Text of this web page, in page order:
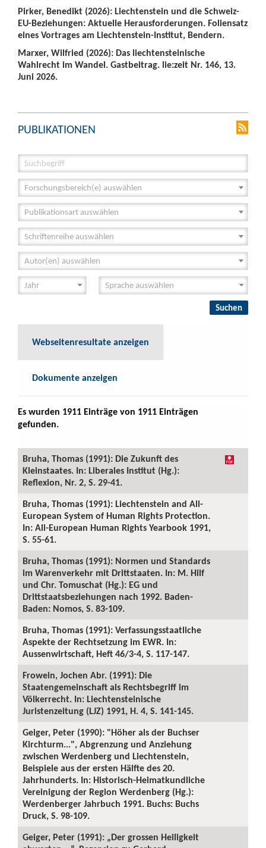
Pirker, Benedikt (2026): Liechtenstein und die Schweiz-
EU-Beziehungen: Aktuelle Herausforderungen. Foliensatz
eines Vortrages am Liechtenstein-Institut, Bendern.
Marxer, Wilfried (2026): Das liechtensteinische
Wahlrecht im Wandel. Gastbeitrag. lie:zeit Nr. 146, 13.
Juni 2026.
PUBLIKATIONEN
Forschungsbereich(e) auswählen
Publikationsart auswählen
Schriftenreihe auswählen
Autor(en) auswählen
Webseitenresultate anzeigen
Dokumente anzeigen
Es wurden 1911 Einträge von 1911 Einträgen
gefunden.
Bruha, Thomas (1991): Die Zukunft des
Kleinstaates. In: Liberales Institut (Hg.):
Reflexion, Nr. 2, S. 29-41.
Bruha, Thomas (1991): Liechtenstein and All-
European System of Human Rights Protection.
In: All-European Human Rights Yearbook 1991,
S. 55-61.
Bruha, Thomas (1991): Normen und Standards
im Warenverkehr mit Drittstaaten. In: M. Hilf
und Chr. Tomuschat (Hg.): EG und
Drittstaatsbeziehungen nach 1992. Baden-
Baden: Nomos, S. 83-109.
Bruha, Thomas (1991): Verfassungsstaatliche
Aspekte der Rechtsetzung im EWR. In:
Aussenwirtschaft, Heft 46/3-4, S. 117-147.
Frowein, Jochen Abr. (1991): Die
Staatengemeinschaft als Rechtsbegriff im
Völkerrecht. In: Liechtensteinische
Juristenzeitung (LJZ) 1991, H. 4, S. 141-145.
Geiger, Peter (1990): "Höher als der Buchser
Kirchturm...", Abgrenzung und Anziehung
zwischen Werdenberg und Liechtenstein,
Beispiele aus der ersten Hälfte des 20.
Jahrhunderts. In: Historisch-Heimatkundliche
Vereinigung der Region Werdenberg (Hg.):
Werdenberger Jahrbuch 1991. Buchs: Buchs
Druck, S. 98-109.
Geiger, Peter (1991): „Der grossen Heiligkeit